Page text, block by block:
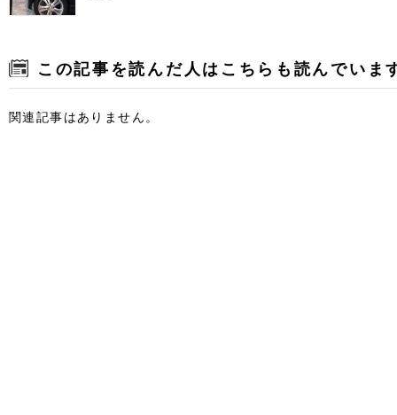
この記事を読んだ人はこちらも読んでいま
関連記事はありません。